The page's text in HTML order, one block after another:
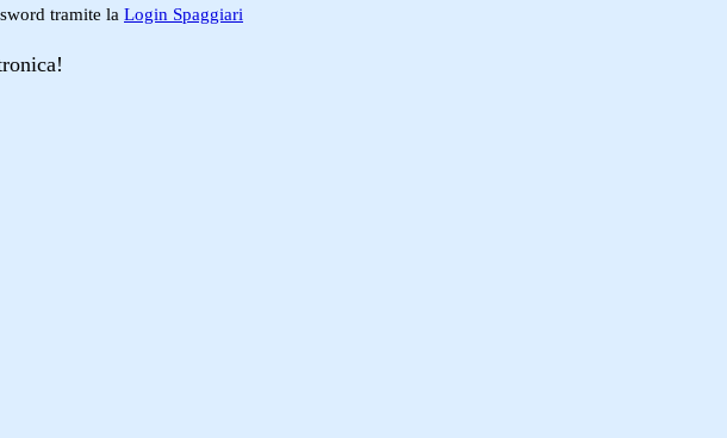
tramite la Login Spaggiari